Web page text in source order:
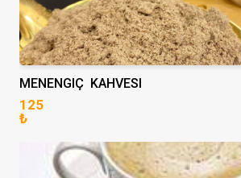
MENENGIÇ KAHVESI
125
₺